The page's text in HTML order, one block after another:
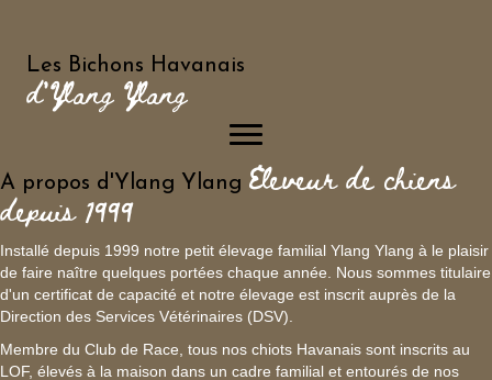
Les Bichons Havanais
d'Ylang Ylang
A propos d'Ylang Ylang Eleveur de chiens
depuis 1999
Installé depuis 1999 notre petit élevage familial Ylang Ylang à le plaisir
de faire naître quelques portées chaque année. Nous sommes titulaire
d'un certificat de capacité et notre élevage est inscrit auprès de la
Direction des Services Vétérinaires (DSV).
Membre du Club de Race, tous nos chiots Havanais sont inscrits au
LOF, élevés à la maison dans un cadre familial et entourés de nos